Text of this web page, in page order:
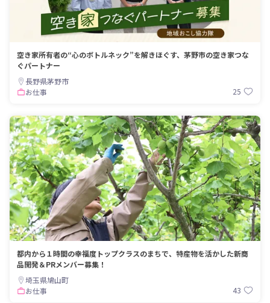
空き家所有者の“心のボトルネック”を解きほぐす、茅野市の空き家つな
ぐパートナー
長野県茅野市
お仕事
25
都内から１時間の幸福度トップクラスのまちで、特産物を活かした新商
品開発＆PRメンバー募集！
埼玉県鳩山町
お仕事
43